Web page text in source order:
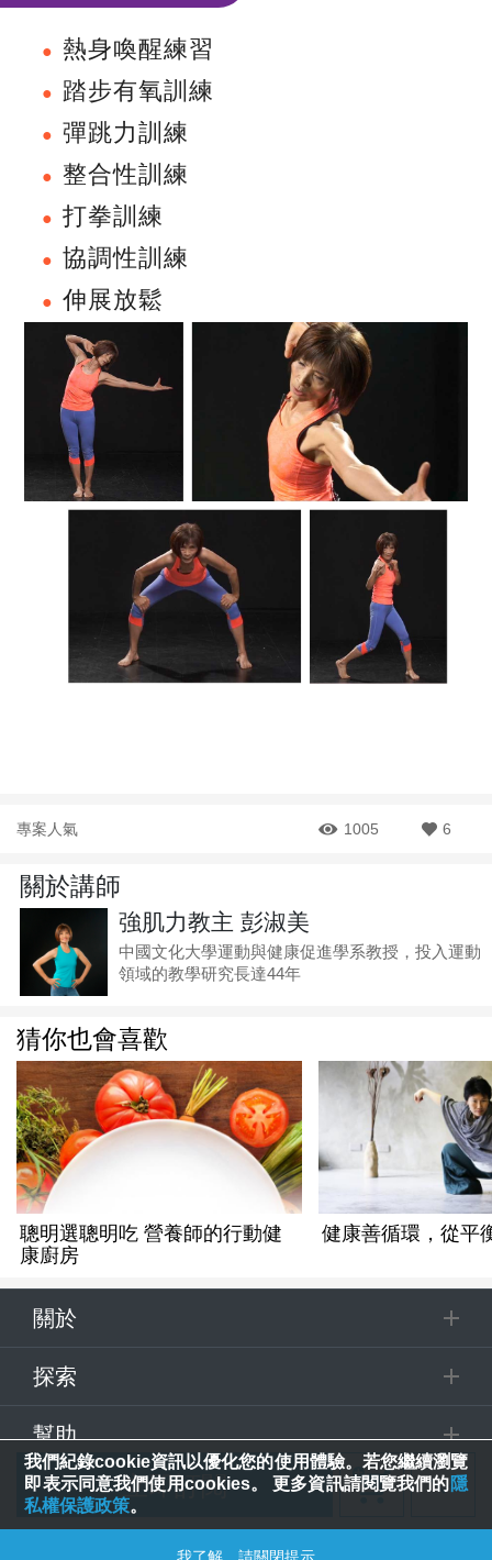
熱身喚醒練習
踏步有氧訓練
彈跳力訓練
整合性訓練
打拳訓練
協調性訓練
伸展放鬆
專案人氣 1005 6
關於講師
強肌力教主 彭淑美
中國文化大學運動與健康促進學系教授，投入運動
領域的教學研究長達44年
猜你也會喜歡
聰明選聰明吃 營養師的行動健
康廚房
健康善循環，從平
立即訂閱
關於
探索
幫助
追蹤
© 2025 Spring House Entertainment Tech. Inc. All Rights Reserved.
我們紀錄cookie資訊以優化您的使用體驗。若您繼續瀏覽
即表示同意我們使用cookies。 更多資訊請閱覽我們的隱
私權保護政策。
我了解，請關閉提示